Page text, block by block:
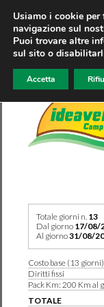
Totale giorni n. 13
Dal giorno 17/08/
Al giorno31/08/
Costo base (13 giorni)
Diritti fissi
Pack Km: 200 Km al
TOTALE
Usiamo i cookie
navigazione sul
Puoi trovare altre
sul sito o
Accetta